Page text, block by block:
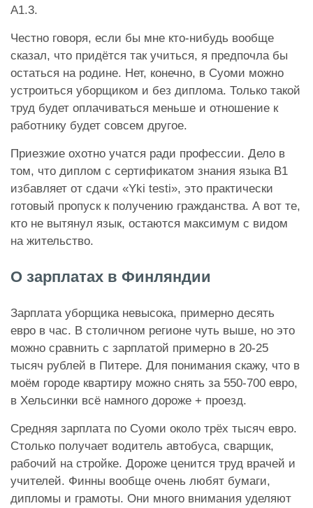
А1.3.
Честно говоря, если бы мне кто-нибудь вообще
сказал, что придётся так учиться, я предпочла бы
остаться на родине. Нет, конечно, в Суоми можно
устроиться уборщиком и без диплома. Только такой
труд будет оплачиваться меньше и отношение к
работнику будет совсем другое.
Приезжие охотно учатся ради профессии. Дело в
том, что диплом с сертификатом знания языка В1
избавляет от сдачи «Yki testi», это практически
готовый пропуск к получению гражданства. А вот те,
кто не вытянул язык, остаются максимум с видом
на жительство.
О зарплатах в Финляндии
Зарплата уборщика невысока, примерно десять
евро в час. В столичном регионе чуть выше, но это
можно сравнить с зарплатой примерно в 20-25
тысяч рублей в Питере. Для понимания скажу, что в
моём городе квартиру можно снять за 550-700 евро,
в Хельсинки всё намного дороже + проезд.
Средняя зарплата по Суоми около трёх тысяч евро.
Столько получает водитель автобуса, сварщик,
рабочий на стройке. Дороже ценится труд врачей и
учителей. Финны вообще очень любят бумаги,
дипломы и грамоты. Они много внимания уделяют